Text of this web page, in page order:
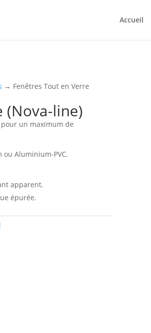
Accueil
→ Fenêtres Tout en Verre
(Nova-line)
un maximum de
Aluminium-PVC.
apparent.
épurée.